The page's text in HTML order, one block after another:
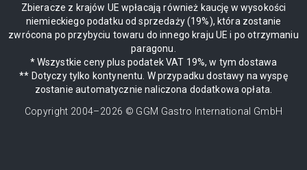
Zbieracze z krajów UE wpłacają również kaucję w wysokości
niemieckiego podatku od sprzedaży (19%), która zostanie
zwrócona po przybyciu towaru do innego kraju UE i po otrzymaniu
paragonu.
* Wszystkie ceny plus podatek VAT 19%, w tym dostawa
** Dotyczy tylko kontynentu. W przypadku dostawy na wyspę
zostanie automatycznie naliczona dodatkowa opłata.
Copyright 2004–2026 © GGM Gastro International GmbH